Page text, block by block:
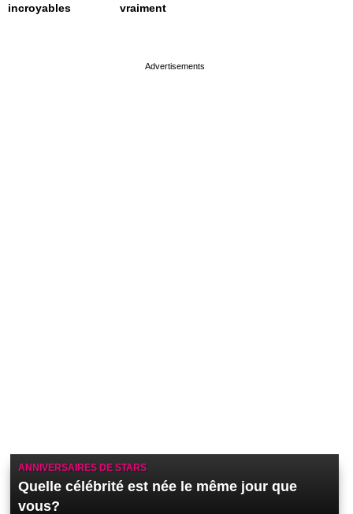
incroyables
vraiment
ANNIVERSAIRES DE STARS
Quelle célébrité est née le même jour que
vous?